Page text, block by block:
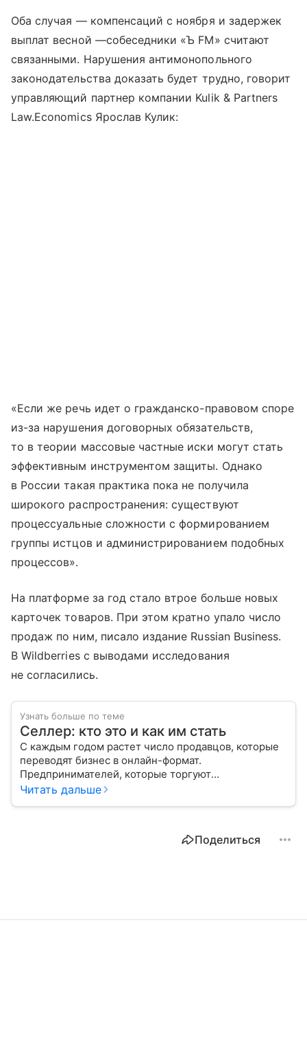
Оба случая — компенсаций с ноября и задержек
выплат весной —собеседники «Ъ FM» считают
связанными. Нарушения антимонопольного
законодательства доказать будет трудно, говорит
управляющий партнер компании Kulik & Partners
Law.Economics Ярослав Кулик:
«Если же речь идет о гражданско-правовом споре
из-за нарушения договорных обязательств,
то в теории массовые частные иски могут стать
эффективным инструментом защиты. Однако
в России такая практика пока не получила
широкого распространения: существуют
процессуальные сложности с формированием
группы истцов и администрированием подобных
процессов».
На платформе за год стало втрое больше новых
карточек товаров. При этом кратно упало число
продаж по ним, писало издание Russian Business.
В Wildberries с выводами исследования
не согласились.
Узнать больше по теме
Селлер: кто это и как им стать
С каждым годом растет число продавцов, которые
переводят бизнес в онлайн-формат.
Предпринимателей, которые торгуют
на маркетплейсах, называют селлерами. В статье
Читать дальше
Поделиться